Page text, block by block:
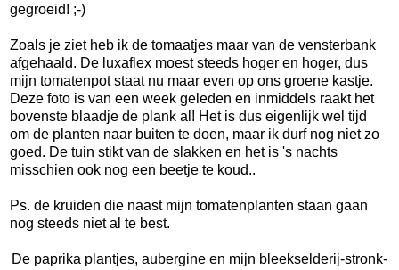
gegroeid! ;-)
Zoals je ziet heb ik de tomaatjes maar van de vensterbank
afgehaald. De luxaflex moest steeds hoger en hoger, dus
mijn tomatenpot staat nu maar even op ons groene kastje.
Deze foto is van een week geleden en inmiddels raakt het
bovenste blaadje de plank al! Het is dus eigenlijk wel tijd
om de planten naar buiten te doen, maar ik durf nog niet zo
goed. De tuin stikt van de slakken en het is 's nachts
misschien ook nog een beetje te koud..
Ps. de kruiden die naast mijn tomatenplanten staan gaan
nog steeds niet al te best.
De paprika plantjes, aubergine en mijn bleekselderij-stronk-